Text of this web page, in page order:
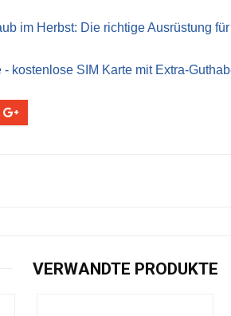
im Herbst: Die richtige Ausrüstung
kostenlose SIM Karte mit Extra-
VERWANDTE PRODUKTE